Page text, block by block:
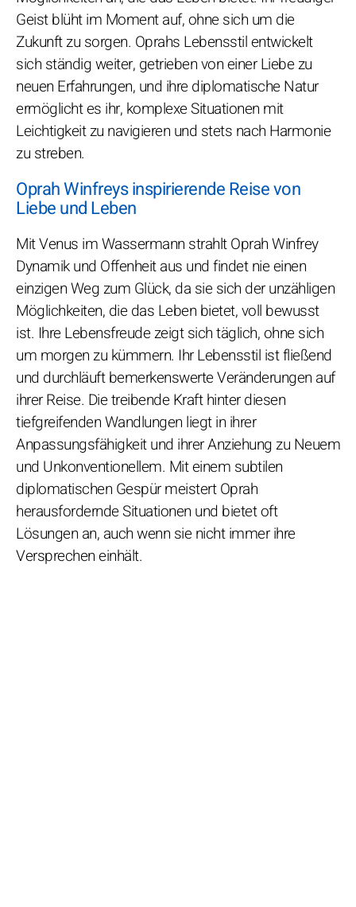
Geist blüht im Moment auf, ohne sich um die
Zukunft zu sorgen. Oprahs Lebensstil entwickelt
sich ständig weiter, getrieben von einer Liebe zu
neuen Erfahrungen, und ihre diplomatische Natur
ermöglicht es ihr, komplexe Situationen mit
Leichtigkeit zu navigieren und stets nach Harmonie
zu streben.
Oprah Winfreys inspirierende Reise von
Liebe und Leben
Mit Venus im Wassermann strahlt Oprah Winfrey
Dynamik und Offenheit aus und findet nie einen
einzigen Weg zum Glück, da sie sich der unzähligen
Möglichkeiten, die das Leben bietet, voll bewusst
ist. Ihre Lebensfreude zeigt sich täglich, ohne sich
um morgen zu kümmern. Ihr Lebensstil ist fließend
und durchläuft bemerkenswerte Veränderungen auf
ihrer Reise. Die treibende Kraft hinter diesen
tiefgreifenden Wandlungen liegt in ihrer
Anpassungsfähigkeit und ihrer Anziehung zu Neuem
und Unkonventionellem. Mit einem subtilen
diplomatischen Gespür meistert Oprah
herausfordernde Situationen und bietet oft
Lösungen an, auch wenn sie nicht immer ihre
Versprechen einhält.